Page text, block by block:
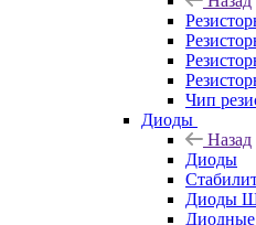
Чип
Диоды
Назад
Диоды
Диоды